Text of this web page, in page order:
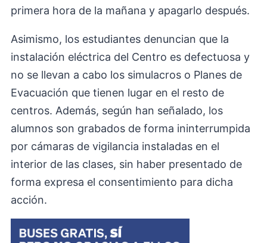
primera hora de la mañana y apagarlo después.
Asimismo, los estudiantes denuncian que la
instalación eléctrica del Centro es defectuosa y
no se llevan a cabo los simulacros o Planes de
Evacuación que tienen lugar en el resto de
centros. Además, según han señalado, los
alumnos son grabados de forma ininterrumpida
por cámaras de vigilancia instaladas en el
interior de las clases, sin haber presentado de
forma expresa el consentimiento para dicha
acción.